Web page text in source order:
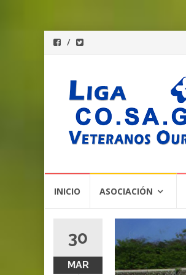
INICIO ASOCIACIÓN
30
MAR